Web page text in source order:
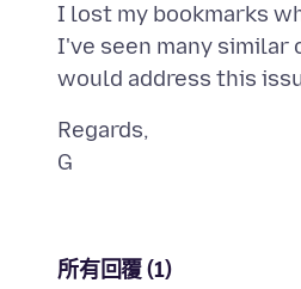
I lost my bookmarks
I've seen many
Regards,
所有回覆 (1)